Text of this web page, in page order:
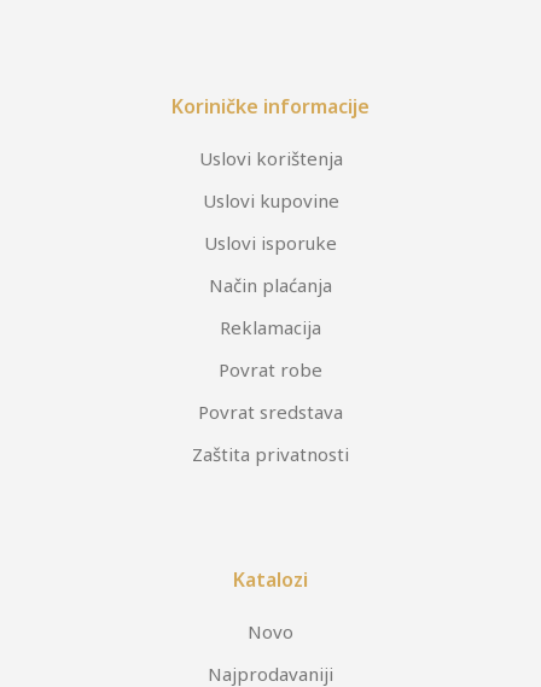
Koriničke informacije
Uslovi korištenja
Uslovi kupovine
Uslovi isporuke
Način plaćanja
Reklamacija
Povrat robe
Povrat sredstava
Zaštita privatnosti
Katalozi
Novo
Najprodavaniji